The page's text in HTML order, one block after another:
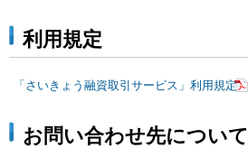
利用規定
「さいきょう融資取引サービス」利用規定
お問い合わせ先について